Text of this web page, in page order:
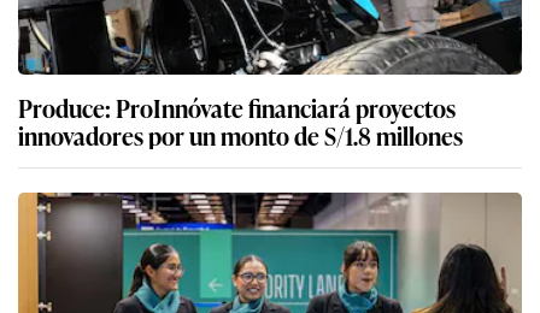
Produce: ProInnóvate financiará proyectos
innovadores por un monto de S/1.8 millones